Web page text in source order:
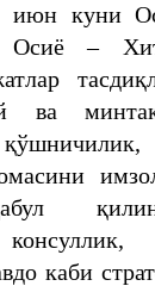
куни
Осиё –
ва
каби